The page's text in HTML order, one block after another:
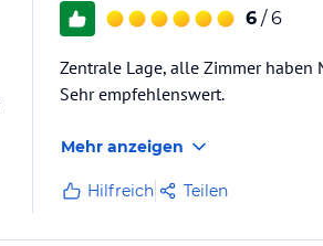
6 / 6
Zentrale Lage, alle Zimmer haben
Sehr empfehlenswert.
Mehr anzeigen
Hilfreich Teilen